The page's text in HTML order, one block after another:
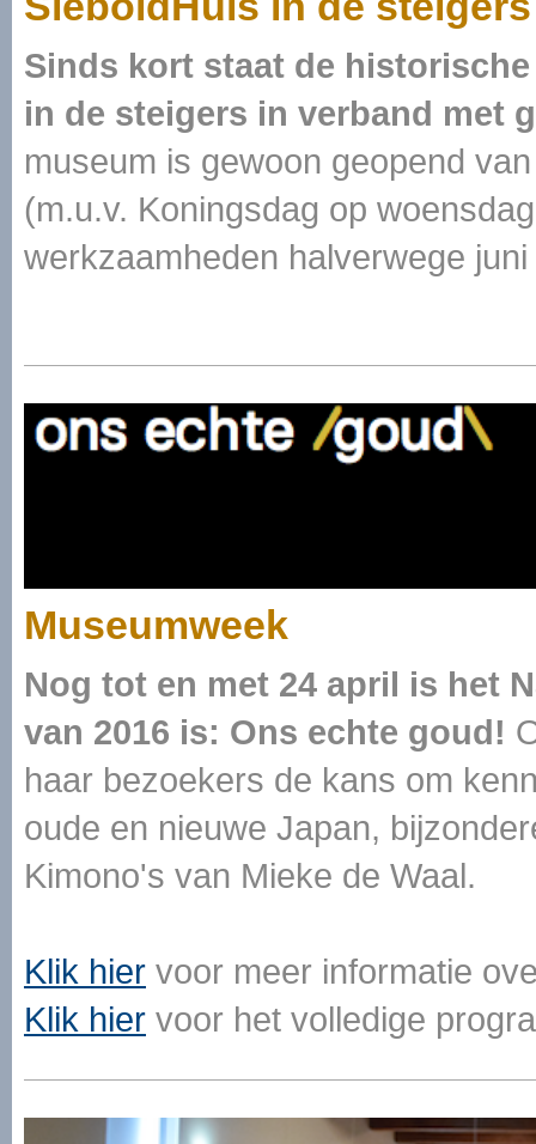
Sinds kort staat de
in de steigers in verband met
museum is gewoon geopend
(m.u.v. Koningsdag op
werkzaamheden halverwege
Museumweek
Nog tot en met 24 april is het
van 2016 is: Ons echte goud!
haar bezoekers de kans om
oude en nieuwe Japan,
Kimono's van Mieke de Waal.
Klik hier voor meer informatie
Klik hier voor het volledige